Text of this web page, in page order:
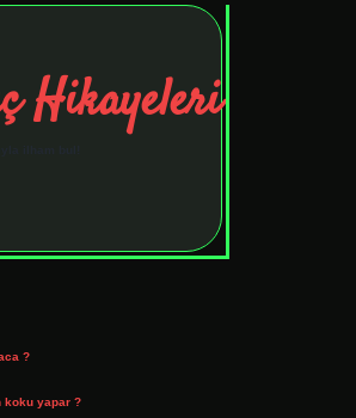
Hikayeleri
?
koku yapar ?
tulipbetelexbett.net